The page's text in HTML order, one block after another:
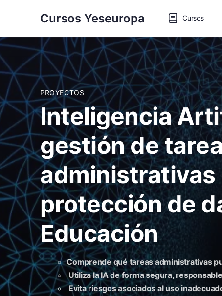
Cursos Yeseuropa Cursos
PROYECTOS
Inteligencia
gestión de
administrativas
protección de
Educación
Comprende qué tareas administrativas
Utiliza la IA de forma segura,
Evita riesgos asociados al uso